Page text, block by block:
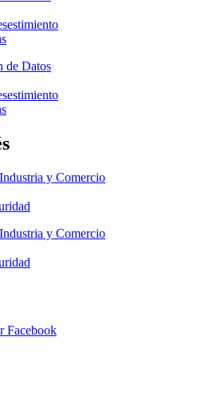
de Datos
y Comercio
y Comercio
Facebook